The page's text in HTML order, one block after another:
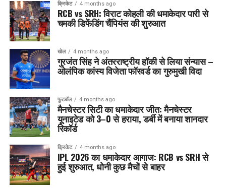
क्रिकेट 4 months ago
RCB vs SRH: विराट कोहली की धमाकेदार पारी से
चमकी डिफेंडिंग चैंपियंस की शुरुआत
खेल 4 months ago
गुरजंत सिंह ने अंतरराष्ट्रीय हॉकी से लिया संन्यास –
ओलंपिक कांस्य विजेता फॉरवर्ड का गुरुमुखी विदा
फुटबॉल 4 months ago
मैनचेस्टर सिटी का धमाकेदार जीत: मैनचेस्टर
यूनाइटेड को 3–0 से हराया, डर्बी में बनाया शानदार
रिकॉर्ड
क्रिकेट 4 months ago
IPL 2026 का धमाकेदार आगाज: RCB vs SRH से
हुई शुरुआत, धोनी कुछ मैचों से बाहर